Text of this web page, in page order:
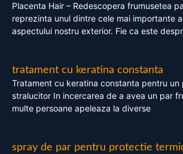
Placenta Hair – Redescopera frumusetea
reprezinta unul dintre cele mai importante
aspectului nostru exterior. Fie ca este
tratament cu keratina constanta
Tratament cu keratina constanta pentru un
stralucitor In incercarea de a avea un par
multe persoane apeleaza la diverse
spray de par pentru protectie